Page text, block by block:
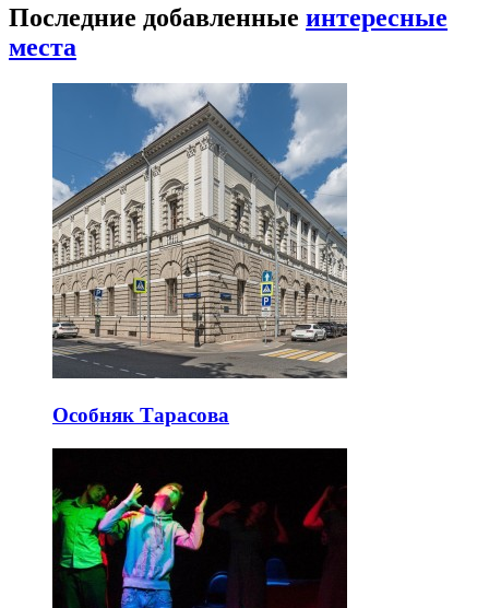
Последние добавленные интересные
места
Особняк Тарасова